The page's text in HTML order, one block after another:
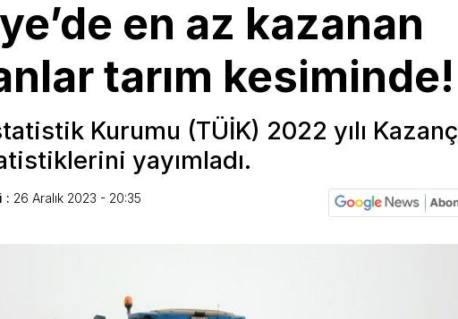
en az kazanan
tarım kesiminde!
Kurumu (TÜİK) 2022 yılı Kazanç
yayımladı.
: 26 Aralık 2023 - 20:35